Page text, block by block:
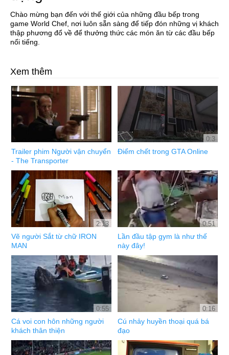
Chào mừng bạn đến với thế giới của những đầu bếp trong
game World Chef, nơi luôn sẵn sàng để tiếp đón những vị khách
thập phương đổ về để thưởng thức các món ăn từ các đầu bếp
nổi tiếng.
Xem thêm
Trailer phim Người vận chuyển
- The Transporter
0:3
Điểm chết trong GTA Online
2:13
Vẽ người Sắt từ chữ IRON
MAN
0:51
Lần đầu tập gym là như thế
này đây!
0:55
Cá voi con hôn những người
khách thân thiện
0:16
Cú nhảy huyền thoại quá bá
đạo